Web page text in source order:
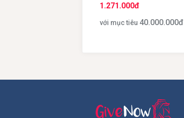
1.271.000đ
với mục tiêu 40.000.000đ